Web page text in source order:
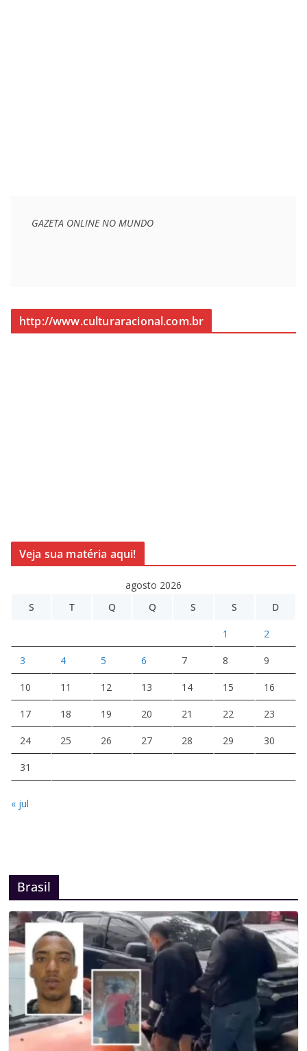
GAZETA ONLINE NO MUNDO
http://www.culturaracional.com.br
Veja sua matéria aqui!
agosto 2026
S
T Q Q S S D
1 2
3 4 5 6 7 8 9
10 11 12 13 14 15 16
17 18 19 20 21 22 23
24 25 26 27 28 29 30
31
« jul
Brasil